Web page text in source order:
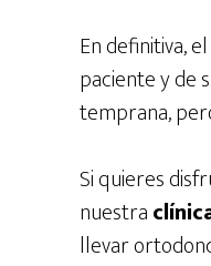
En definitiva,
paciente y de
temprana,
Si quieres
nuestra
llevar